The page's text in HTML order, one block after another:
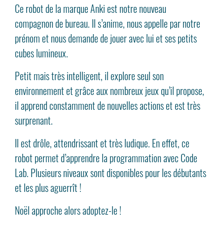
Ce robot de la marque Anki est notre nouveau
compagnon de bureau. Il s’anime, nous appelle par notre
prénom et nous demande de jouer avec lui et ses petits
cubes lumineux.
Petit mais très intelligent, il explore seul son
environnement et grâce aux nombreux jeux qu’il propose,
il apprend constamment de nouvelles actions et est très
surprenant.
Il est drôle, attendrissant et très ludique. En effet, ce
robot permet d’apprendre la programmation avec Code
Lab. Plusieurs niveaux sont disponibles pour les débutants
et les plus aguerrît !
Noël approche alors adoptez-le !